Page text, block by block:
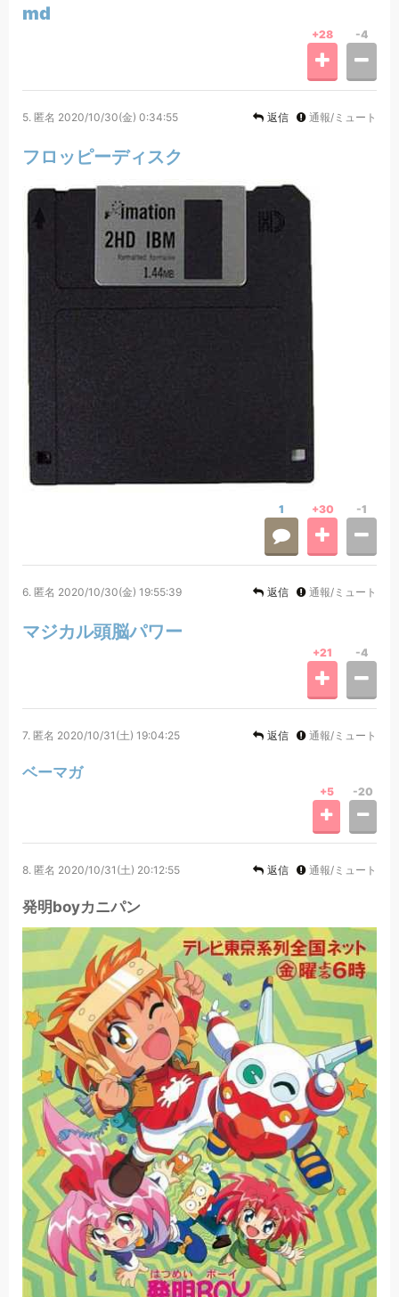
md
+28 -4
5. 匿名 2020/10/30(金) 0:34:55 返信 通報/ミュート
フロッピーディスク
1 +30 -1
6. 匿名 2020/10/30(金) 19:55:39 返信 通報/ミュート
マジカル頭脳パワー
+21 -4
7. 匿名 2020/10/31(土) 19:04:25 返信 通報/ミュート
ベーマガ
+5 -20
8. 匿名 2020/10/31(土) 20:12:55 返信 通報/ミュート
発明boyカニパン